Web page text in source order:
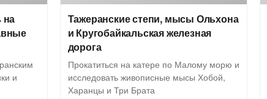
на
и
Тажеранские степи, мысы Ольхона
и Кругобайкальская железная
дорога
Прокатиться на катере по Малому морю и
исследовать живописные мысы Хобой,
Харанцы и Три Брата